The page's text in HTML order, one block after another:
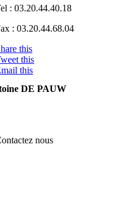
: 03.20.44.40.18
: 03.20.44.68.04
this
this
this
DE PAUW
nous